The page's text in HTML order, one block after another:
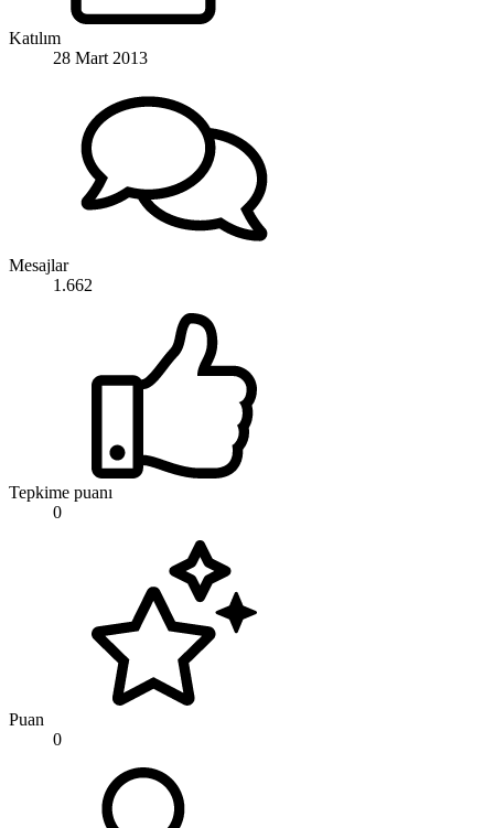
Katılım
28 Mart 2013
Mesajlar
1.662
Tepkime puanı
0
Puan
0